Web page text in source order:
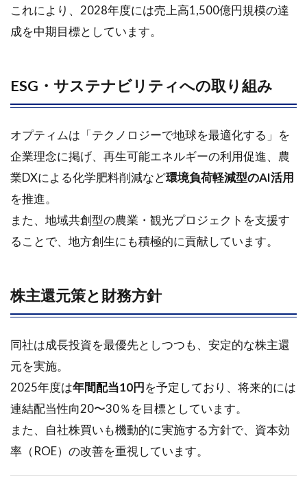
これにより、2028年度には売上高1,500億円規模の達
成を中期目標としています。
ESG・サステナビリティへの取り組み
オプティムは「テクノロジーで地球を最適化する」を
企業理念に掲げ、再生可能エネルギーの利用促進、農
業DXによる化学肥料削減など環境負荷軽減型のAI活用
を推進。
また、地域共創型の農業・観光プロジェクトを支援す
ることで、地方創生にも積極的に貢献しています。
株主還元策と財務方針
同社は成長投資を最優先としつつも、安定的な株主還
元を実施。
2025年度は年間配当10円を予定しており、将来的には
連結配当性向20〜30％を目標としています。
また、自社株買いも機動的に実施する方針で、資本効
率（ROE）の改善を重視しています。